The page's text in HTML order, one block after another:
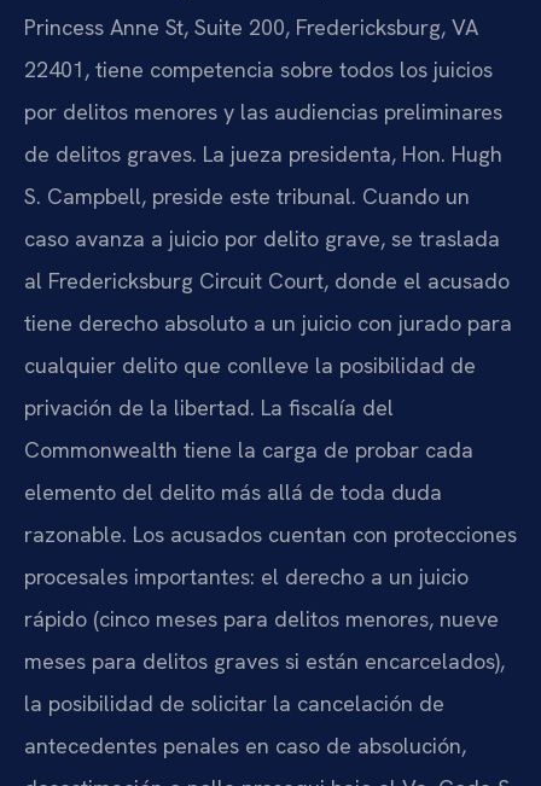
Princess Anne St, Suite 200, Fredericksburg, VA
22401, tiene competencia sobre todos los juicios
por delitos menores y las audiencias preliminares
de delitos graves. La jueza presidenta, Hon. Hugh
S. Campbell, preside este tribunal. Cuando un
caso avanza a juicio por delito grave, se traslada
al Fredericksburg Circuit Court, donde el acusado
tiene derecho absoluto a un juicio con jurado para
cualquier delito que conlleve la posibilidad de
privación de la libertad. La fiscalía del
Commonwealth tiene la carga de probar cada
elemento del delito más allá de toda duda
razonable. Los acusados cuentan con protecciones
procesales importantes: el derecho a un juicio
rápido (cinco meses para delitos menores, nueve
meses para delitos graves si están encarcelados),
la posibilidad de solicitar la cancelación de
antecedentes penales en caso de absolución,